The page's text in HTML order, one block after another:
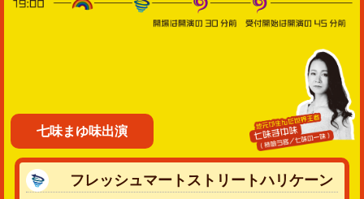
七味まゆ味出演
フレッシュマートストリートハリケーン